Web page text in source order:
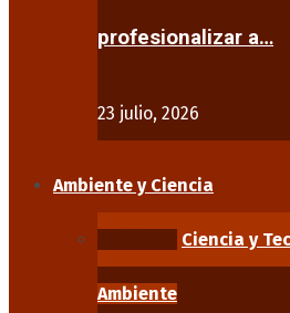
profesionalizar a…
23 julio, 2026
Ambiente y Ciencia
Ciencia y
Ambiente